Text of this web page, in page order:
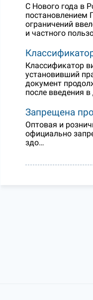
С Нового года в
постановлением
ограничений
и частного
Классификатор
установивший
документ
после введения
Запрещена
Оптовая и
официально
здо…